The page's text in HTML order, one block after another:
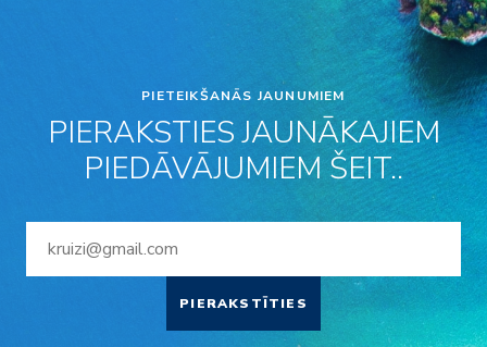
PIETEIKŠANĀS JAUNUMIEM
PIERAKSTIES JAUNĀKAJIEM
PIEDĀVĀJUMIEM ŠEIT..
PIERAKSTĪTIES